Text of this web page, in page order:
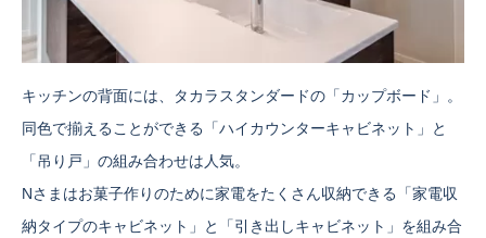
キッチンの背面には、タカラスタンダードの「カップボード」。
同色で揃えることができる「ハイカウンターキャビネット」と
「吊り戸」の組み合わせは人気。
Nさまはお菓子作りのために家電をたくさん収納できる「家電収
納タイプのキャビネット」と「引き出しキャビネット」を組み合